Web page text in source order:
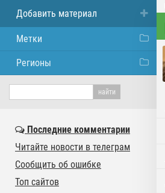
Добавить материал
Метки
Регионы
Последние комментарии
Читайте новости в телеграм
Сообщить об ошибке
Топ сайтов